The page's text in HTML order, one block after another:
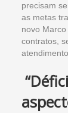
precisam
as metas
novo
contratos,